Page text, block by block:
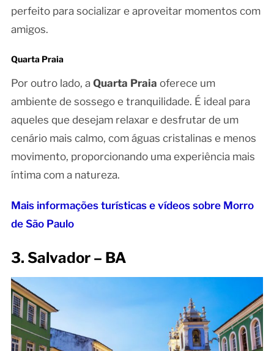
perfeito para socializar e aproveitar momentos com
amigos.
Quarta Praia
Por outro lado, a Quarta Praia oferece um
ambiente de sossego e tranquilidade. É ideal para
aqueles que desejam relaxar e desfrutar de um
cenário mais calmo, com águas cristalinas e menos
movimento, proporcionando uma experiência mais
íntima com a natureza.
Mais informações turísticas e vídeos sobre Morro
de São Paulo
3. Salvador – BA